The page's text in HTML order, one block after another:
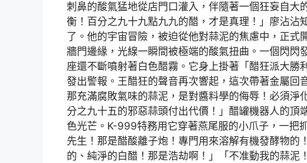
刺鼻的酸氣猛地從店門口灌入，伴隨著一個狂妄自大
衡！百分之九十九點九九的醋，才是真理！」廖沾沾
了。他的宇宙冒險，被迫從他對蒜泥的焦慮中，正式
牆門邊緣，光線一瞬間被極端的酸氣扭曲。一個閃閃
座還不斷噴射著白色醋霧。它身上掛著「醋狂派大勝
發出警報。王醋狂的聲音再次響起，這次帶著金屬回
那充滿腐敗氣味的蒜泥，是對醬料學的侮辱！必須淨
分之九十五的邪惡蒜頭付出代價！」醋罐機器人的頂
色光芒。K-999特務用它穿著燕尾服的小爪子，一把
先生！那是醋酸離子炮！專門用來溶解有機發酵物的
的、純淨的白醋！那是浩劫啊！」「不准動我的蒜泥！